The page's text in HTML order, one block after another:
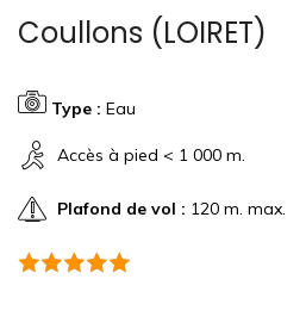
Coullons (LOIRET)
Type : Eau
Accès à pied < 1 000 m.
Plafond de vol : 120 m. max.